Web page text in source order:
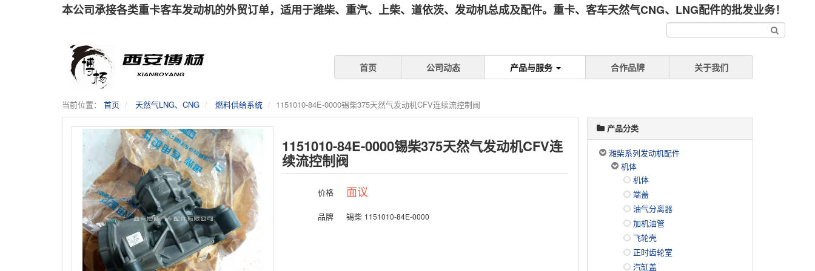
本公司承接各类重卡客车发动机的外贸订单，适用于潍柴、重汽、上柴、道依茨、发动机总成及配件。重卡、客车天然气CNG、LNG配件的批发业务！
首页 公司动态 产品与服务 合作品牌 关于我们
当前位置： 首页 天然气LNG、CNG 燃料供给系统 1151010-84E-0000锡柴375天然气发动机CFV连续流控制阀
1151010-84E-0000锡柴375天然气发动机CFV连
续流控制阀
价格 面议
品牌 锡柴 1151010-84E-0000
产品分类
潍柴系列发动机配件
机体
机体
端盖
油气分离器
加机油管
飞轮壳
正时齿轮室
汽缸盖